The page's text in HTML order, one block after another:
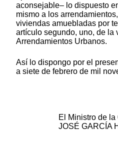
aconsejable– lo dispuesto
mismo a los
viviendas amuebladas por
artículo segundo, uno, de la
Arrendamientos Urbanos.
Así lo dispongo por el
a siete de febrero de mil
El Ministro de la
JOSÉ GARCÍA